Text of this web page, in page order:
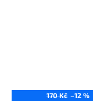
170 Kč –12 %